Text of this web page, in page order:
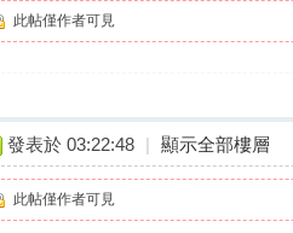
此帖僅作者可見
發表於 03:22:48 | 顯示全部樓層
此帖僅作者可見